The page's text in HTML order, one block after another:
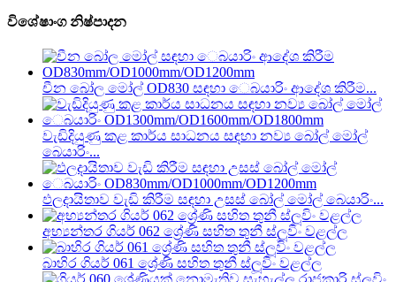
විශේෂාංග නිෂ්පාදන
චීන බෝල මෝල් OD830 සඳහා ෙබයාරිං ආදේශ කිරීම...
වැඩිදියුණු කළ කාර්ය සාධනය සඳහා නව්‍ය බෝල් මෝල්
බෙයාරිං...
ඵලදායිතාව වැඩි කිරීම සඳහා උසස් බෝල් මෝල් බෙයාරිං...
අභ්‍යන්තර ගියර් 062 ශ්‍රේණි සහිත තුනී ස්ලූවිං වළල්ල
බාහිර ගියර් 061 ශ්‍රේණි සහිත තුනී ස්ලූවිං වළල්ල